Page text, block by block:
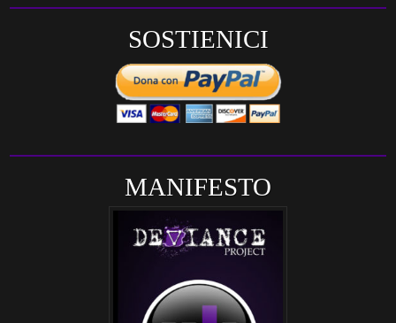
SOSTIENICI
MANIFESTO